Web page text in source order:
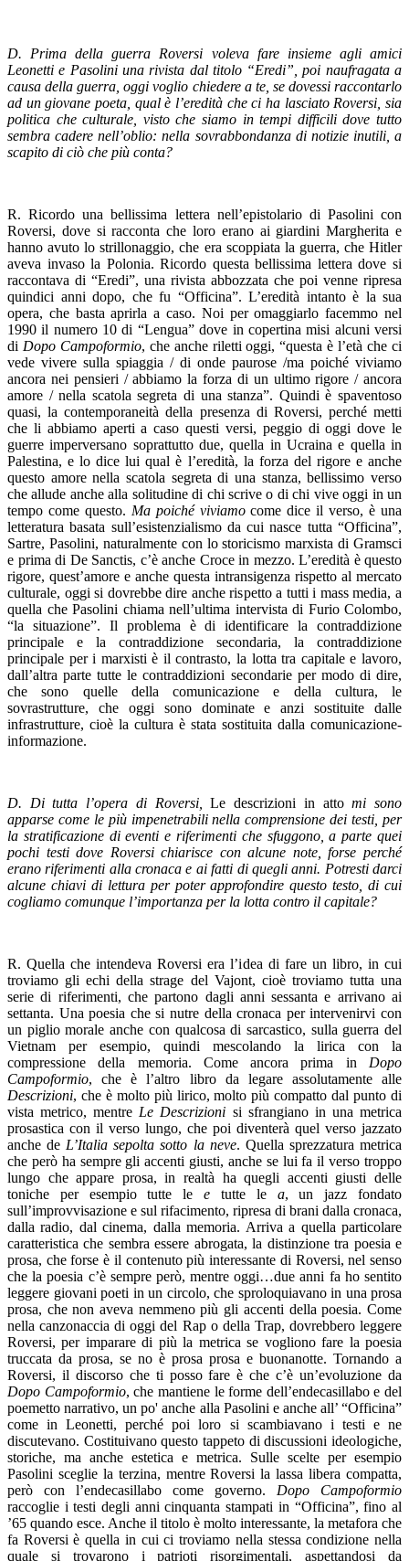
D. Prima della guerra Roversi voleva fare insieme agli amici
Leonetti e Pasolini una rivista dal titolo “Eredi”, poi naufragata a
causa della guerra, oggi voglio chiedere a te, se dovessi raccontarlo
ad un giovane poeta, qual è l’eredità che ci ha lasciato Roversi, sia
politica che culturale, visto che siamo in tempi difficili dove tutto
sembra cadere nell’oblio: nella sovrabbondanza di notizie inutili, a
scapito di ciò che più conta?
R. Ricordo una bellissima lettera nell’epistolario di Pasolini con
Roversi, dove si racconta che loro erano ai giardini Margherita e
hanno avuto lo strillonaggio, che era scoppiata la guerra, che Hitler
aveva invaso la Polonia. Ricordo questa bellissima lettera dove si
raccontava di “Eredi”, una rivista abbozzata che poi venne ripresa
quindici anni dopo, che fu “Officina”. L’eredità intanto è la sua
opera, che basta aprirla a caso. Noi per omaggiarlo facemmo nel
1990 il numero 10 di “Lengua” dove in copertina misi alcuni versi
di Dopo Campoformio, che anche riletti oggi, “questa è l’età che ci
vede vivere sulla spiaggia / di onde paurose /ma poiché viviamo
ancora nei pensieri / abbiamo la forza di un ultimo rigore / ancora
amore / nella scatola segreta di una stanza”. Quindi è spaventoso
quasi, la contemporaneità della presenza di Roversi, perché metti
che li abbiamo aperti a caso questi versi, peggio di oggi dove le
guerre imperversano soprattutto due, quella in Ucraina e quella in
Palestina, e lo dice lui qual è l’eredità, la forza del rigore e anche
questo amore nella scatola segreta di una stanza, bellissimo verso
che allude anche alla solitudine di chi scrive o di chi vive oggi in un
tempo come questo. Ma poiché viviamocome dice il verso, è una
letteratura basata sull’esistenzialismo da cui nasce tutta “Officina”,
Sartre, Pasolini, naturalmente con lo storicismo marxista di Gramsci
e prima di De Sanctis, c’è anche Croce in mezzo. L’eredità è questo
rigore, quest’amore e anche questa intransigenza rispetto al mercato
culturale, oggi si dovrebbe dire anche rispetto a tutti i mass media, a
quella che Pasolini chiama nell’ultima intervista di Furio Colombo,
“la situazione”. Il problema è di identificare la contraddizione
principale e la contraddizione secondaria, la contraddizione
principale per i marxisti è il contrasto, la lotta tra capitale e lavoro,
dall’altra parte tutte le contraddizioni secondarie per modo di dire,
che sono quelle della comunicazione e della cultura, le
sovrastrutture, che oggi sono dominate e anzi sostituite dalle
infrastrutture, cioè la cultura è stata sostituita dalla comunicazione-
informazione.
D. Di tutta l’opera di Roversi,Le descrizioni in attomi sono
apparse come le più impenetrabili nella comprensione dei testi, per
la stratificazione di eventi e riferimenti che sfuggono, a parte quei
pochi testi dove Roversi chiarisce con alcune note, forse perché
erano riferimenti alla cronaca e ai fatti di quegli anni. Potresti darci
alcune chiavi di lettura per poter approfondire questo testo, di cui
cogliamo comunque l’importanza per la lotta contro il capitale?
R. Quella che intendeva Roversi era l’idea di fare un libro, in cui
troviamo gli echi della strage del Vajont, cioè troviamo tutta una
serie di riferimenti, che partono dagli anni sessanta e arrivano ai
settanta. Una poesia che si nutre della cronaca per intervenirvi con
un piglio morale anche con qualcosa di sarcastico, sulla guerra del
Vietnam per esempio, quindi mescolando la lirica con la
compressione della memoria. Come ancora prima in Dopo
Campoformio, che è l’altro libro da legare assolutamente alle
Descrizioni, che è molto più lirico, molto più compatto dal punto di
vista metrico, mentre Le Descrizioni si sfrangiano in una metrica
prosastica con il verso lungo, che poi diventerà quel verso jazzato
anche de L’Italia sepolta sotto la neve. Quella sprezzatura metrica
che però ha sempre gli accenti giusti, anche se lui fa il verso troppo
lungo che appare prosa, in realtà ha quegli accenti giusti delle
toniche per esempio tutte lee tutte le a, un jazz fondato
sull’improvvisazione e sul rifacimento, ripresa di brani dalla cronaca,
dalla radio, dal cinema, dalla memoria. Arriva a quella particolare
caratteristica che sembra essere abrogata, la distinzione tra poesia e
prosa, che forse è il contenuto più interessante di Roversi, nel senso
che la poesia c’è sempre però, mentre oggi…due anni fa ho sentito
leggere giovani poeti in un circolo, che sproloquiavano in una prosa
prosa, che non aveva nemmeno più gli accenti della poesia. Come
nella canzonaccia di oggi del Rap o della Trap, dovrebbero leggere
Roversi, per imparare di più la metrica se vogliono fare la poesia
truccata da prosa, se no è prosa prosa e buonanotte. Tornando a
Roversi, il discorso che ti posso fare è che c’è un’evoluzione da
Dopo Campoformio, che mantiene le forme dell’endecasillabo e del
poemetto narrativo, un po' anche alla Pasolini e anche all’ “Officina”
come in Leonetti, perché poi loro si scambiavano i testi e ne
discutevano. Costituivano questo tappeto di discussioni ideologiche,
storiche, ma anche estetica e metrica. Sulle scelte per esempio
Pasolini sceglie la terzina, mentre Roversi la lassa libera compatta,
però con l’endecasillabo come governo. Dopo Campoformio
raccoglie i testi degli anni cinquanta stampati in “Officina”, fino al
’65 quando esce. Anche il titolo è molto interessante, la metafora che
fa Roversi è quella in cui ci troviamo nella stessa condizione nella
quale si trovarono i patrioti risorgimentali, aspettandosi da